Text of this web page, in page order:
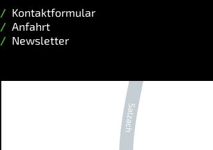
Kontaktformular
Anfahrt
Newsletter